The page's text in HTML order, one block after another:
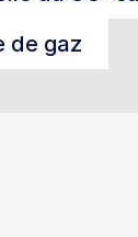
de gaz